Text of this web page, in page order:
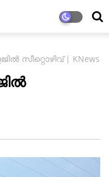
സീറ്റൊഴിവ് | KNews